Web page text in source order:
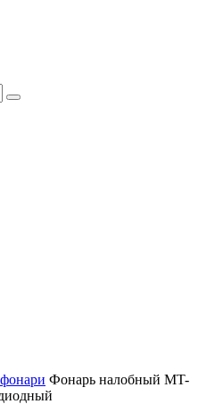
Фонарь налобный MT-